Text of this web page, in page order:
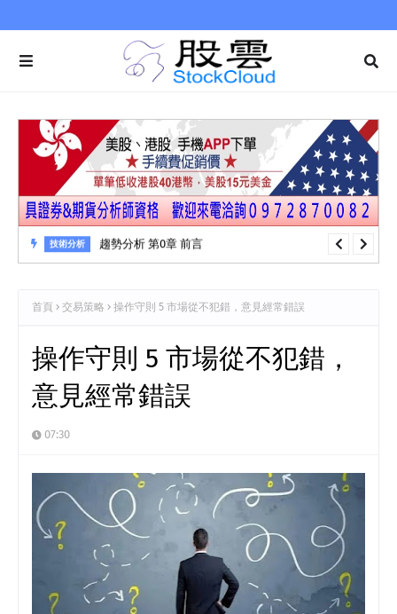
技術分析 趨勢分析 第0章 前言
首頁 交易策略 操作守則 5 市場從不犯錯，意見經常錯誤
操作守則 5 市場從不犯錯，
意見經常錯誤
07:30